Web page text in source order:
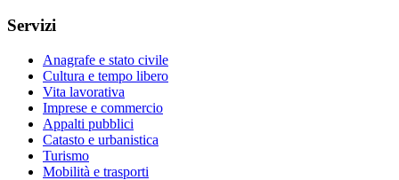
Servizi
Anagrafe e stato civile
Cultura e tempo libero
Vita lavorativa
Imprese e commercio
Appalti pubblici
Catasto e urbanistica
Turismo
Mobilità e trasporti